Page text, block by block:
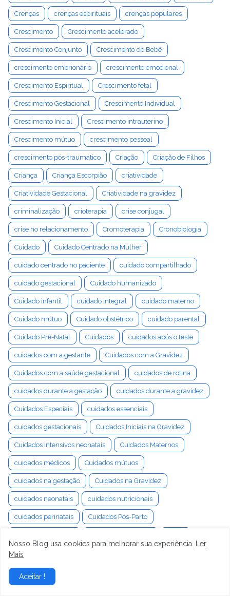
Crenças crenças espirituais crenças populares
Crescimento Crescimento acelerado
Crescimento Conjunto Crescimento do Bebê
crescimento embrionário crescimento emocional
Crescimento Espiritual Crescimento fetal
Crescimento Gestacional Crescimento Individual
Crescimento Inicial Crescimento intrauterino
Crescimento mútuo crescimento pessoal
crescimento pós-traumático Criação Criação de Filhos
Criança Criança Escorpião criatividade
Criatividade Gestacional Criatividade na gravidez
criminalização crioterapia crise conjugal
crise no relacionamento Cromoterapia Cronobiologia
Cuidado Cuidado Centrado na Mulher
cuidado centrado no paciente cuidado compartilhado
cuidado gestacional Cuidado humanizado
Cuidado infantil cuidado integral cuidado materno
Cuidado mútuo Cuidado obstétrico cuidado parental
Cuidado Pré-Natal Cuidados cuidados após o teste
cuidados com a gestante Cuidados com a Gravidez
Cuidados com a saúde gestacional cuidados de rotina
cuidados durante a gestação cuidados durante a gravidez
Cuidados Especiais cuidados essenciais
cuidados gestacionais Cuidados Iniciais na Gravidez
Cuidados intensivos neonatais Cuidados Maternos
cuidados médicos Cuidados mútuos
cuidados na gestação Cuidados na Gravidez
cuidados neonatais cuidados nutricionais
cuidados perinatais Cuidados Pós-Parto
Cultivo
Cultura Organizacional
Nosso Blog usa cookies para melhorar sua experiência.
Ler
Mais
Aceitar !